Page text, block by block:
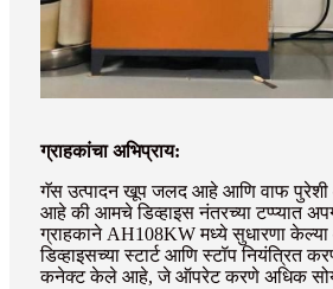
ग्राहकांचा अभिप्राय:
गॅस उत्पादन खूप जलद आहे आणि वाफ पुरेशी
आहे की आमचे डिव्हाइस नंतरच्या टप्प्यात
ग्राहकाने AH108KW मध्ये सुधारणा
डिव्हाइसच्या स्टार्ट आणि स्टॉप नियंत्रित
कनेक्ट केले आहे, जे ऑपरेट करणे अधिक